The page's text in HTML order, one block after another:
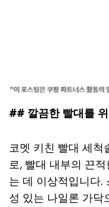
## 깔끔한 빨대를
코멧 키친 빨대 세척
로, 빨대 내부의 끈
는 데 이상적입니다.
성 있는 나일론 가닥